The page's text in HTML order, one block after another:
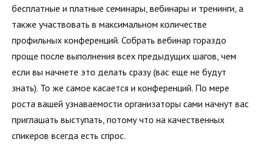
бес­платные и платные семинары, вебинары и тренинги, а
также участвовать в максимальном количестве
профильных конфе­ренций. Собрать вебинар гораздо
проще после выполнения всех предыдущих шагов, чем
если вы начнете это делать сразу (вас еще не будут
знать). То же самое касается и конферен­ций. По мере
роста вашей узнаваемости организаторы сами начнут вас
приглашать выступать, потому что на качественных
спикеров всегда есть спрос.